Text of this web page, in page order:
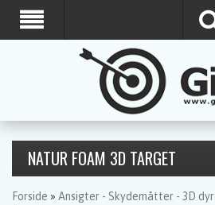
NATUR FOAM 3D TARGET
Forside » Ansigter - Skydemåtter - 3D dyr